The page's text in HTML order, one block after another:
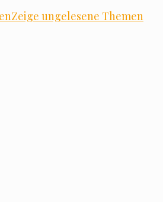
Zei­ge unge­le­se­ne Themen